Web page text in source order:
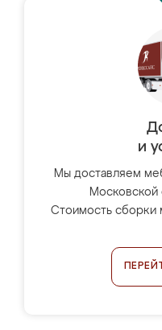
и
Мы доставляем
Московской
Стоимость сборки